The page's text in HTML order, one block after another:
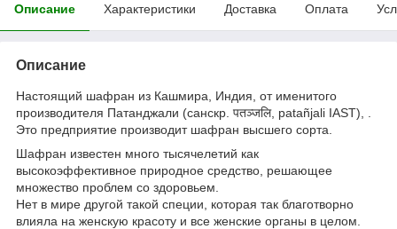
Описание Характеристики Доставка Оплата
Описание
Настоящий шафран из Кашмира, Индия, от именитого
производителя Патанджали (санскр. पतञ्जलि, patañjali IAST), .
Это предприятие производит шафран высшего сорта.
Шафран известен много тысячелетий как
высокоэффективное природное средство, решающее
множество проблем со здоровьем.
Нет в мире другой такой специи, которая так благотворно
влияла на женскую красоту и все женские органы в целом.